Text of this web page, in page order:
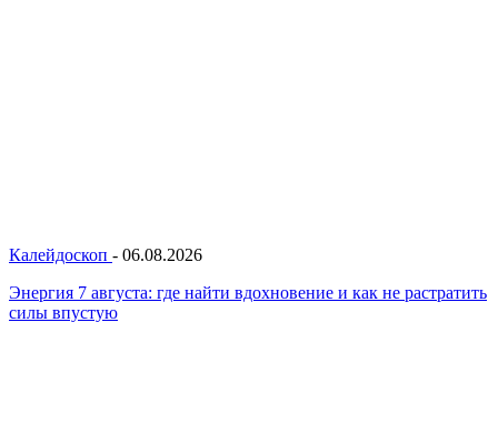
Калейдоскоп - 06.08.2026
Энергия 7 августа: где найти вдохновение и как не растратить
силы впустую